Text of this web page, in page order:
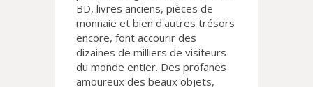
BD, livres anciens, pièces de
monnaie et bien d'autres trésors
encore, font accourir des
dizaines de milliers de visiteurs
du monde entier. Des profanes
amoureux des beaux objets,